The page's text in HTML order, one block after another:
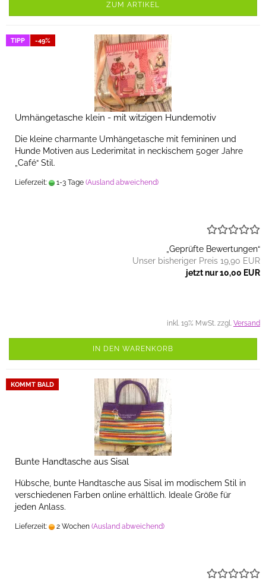
ZUM ARTIKEL
TIPP -49%
Umhängetasche klein - mit witzigen Hundemotiv
Die kleine charmante Umhängetasche mit femininen und
Hunde Motiven aus Lederimitat in neckischem 50ger Jahre
„Café“ Stil.
Lieferzeit: 1-3 Tage (Ausland abweichend)
„Geprüfte Bewertungen“
Unser bisheriger Preis 19,90 EUR
jetzt nur 10,00 EUR
inkl. 19% MwSt. zzgl. Versand
IN DEN WARENKORB
KOMMT BALD
Bunte Handtasche aus Sisal
Hübsche, bunte Handtasche aus Sisal im modischem Stil in
verschiedenen Farben online erhältlich. Ideale Größe für
jeden Anlass.
Lieferzeit: 2 Wochen (Ausland abweichend)